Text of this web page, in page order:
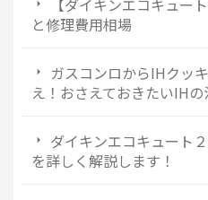
【ダイキンエコキュー
と修理費用相場
ガスコンロからIHクッ
え！おさえておきたいIH
ダイキンエコキュート
を詳しく解説します！